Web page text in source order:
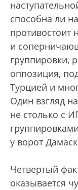
способна ли
противостоит
и
группировки,
оппозиция,
Турцией и
Один взгляд
не столько с
у ворот
Четвертый
оказывается